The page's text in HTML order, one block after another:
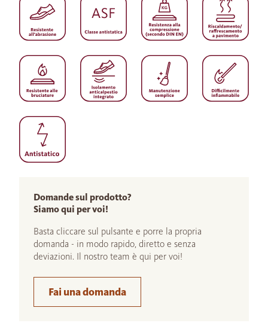
Domande sul prodotto?
Siamo qui per voi!
Basta cliccare sul pulsante e porre la propria
domanda - in modo rapido, diretto e senza
deviazioni. Il nostro team è qui per voi!
Fai una domanda